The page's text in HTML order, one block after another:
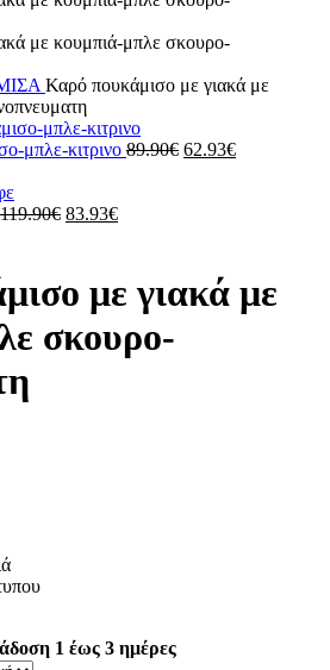
Καρό πουκάμισο με γιακά με
μπλε-κιτρινο 89.90€ Original
62.93€Η
119.90€ Original
83.93€Η
83.93€.
με γιακά με
σκουρο-
1 έως 3 ημέρες